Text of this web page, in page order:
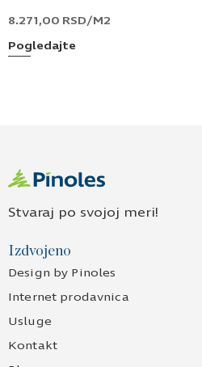
8.271,00 RSD/M2
Pogledajte
Stvaraj po svojoj meri!
Izdvojeno
Design by Pinoles
Internet prodavnica
Usluge
Kontakt